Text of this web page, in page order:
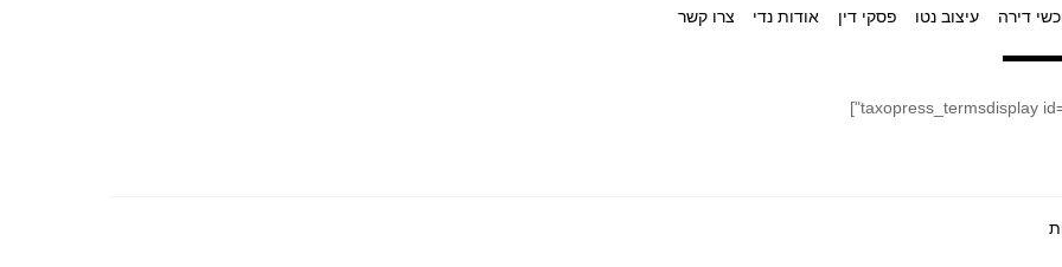
To
דירה עיצוב נטו פסקי דין אודות נדי צרו קשר